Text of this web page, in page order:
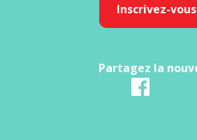
Inscrivez-vous
Partagez la